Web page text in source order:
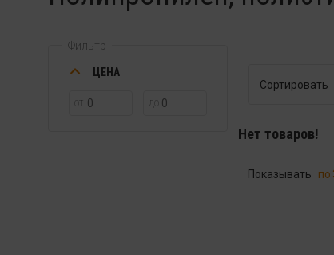
Фильтр
ЦЕНА
ДО
Сортировать
Нет товаров!
Показывать